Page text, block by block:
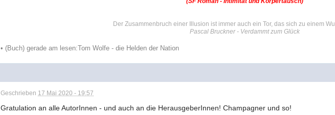
Der Zusammenbruch einer Illusion ist immer auch ein Tor, das sich zu einem
Pascal Bruckner - Verdammt zum Glück
• (Buch) gerade am lesen:Tom Wolfe - die Helden der Nation
Geschrieben 17 Mai 2020 - 19:57
Gratulation an alle AutorInnen - und auch an die HerausgeberInnen! Champagner und so!